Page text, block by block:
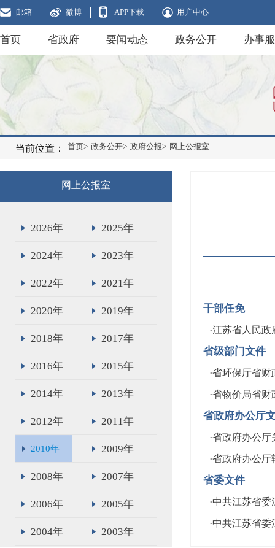
邮箱 微博 APP下载 用户中心
首页 省政府 要闻动态 政务公开 办事
当前位置： 首页> 政务公开> 政府公报> 网上公报室
网上公报室
2026年 2025年
2024年 2023年
2022年 2021年
2020年 2019年
2018年 2017年
2016年 2015年
2014年 2013年
2012年 2011年
2010年 2009年
2008年 2007年
2006年 2005年
2004年 2003年
干部任免
·江苏省人民政
省级部门文件
·省环保厅省财
·省物价局省财
省政府办公厅
·省政府办公厅
·省政府办公厅
省委文件
·中共江苏省委
·中共江苏省委